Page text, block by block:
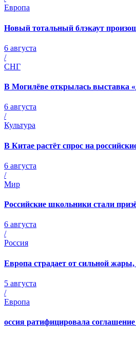
Европа
Новый тотальный блэкаут
6 августа
/
СНГ
В Могилёве открылась выставка
6 августа
/
Культура
В Китае растёт спрос на
6 августа
/
Мир
Российские школьники стали
6 августа
/
Россия
Европа страдает от сильной
5 августа
/
Европа
оссия ратифицировала